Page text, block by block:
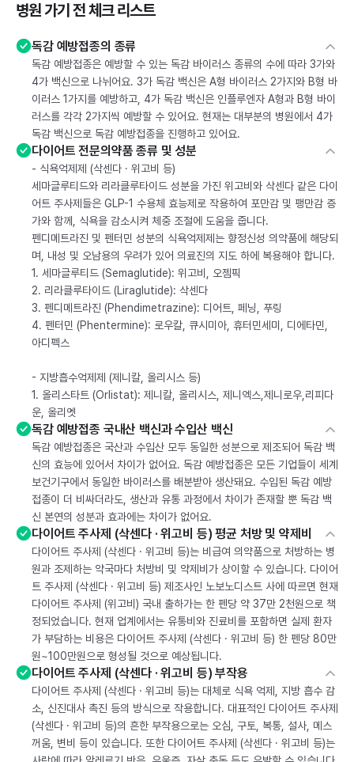
병원 가기 전 체크 리스트
독감 예방접종의 종류
독감 예방접종은 예방할 수 있는 독감 바이러스 종류의 수에 따라 3가와
4가 백신으로 나뉘어요. 3가 독감 백신은 A형 바이러스 2가지와 B형 바
이러스 1가지를 예방하고, 4가 독감 백신은 인플루엔자 A형과 B형 바이
러스를 각각 2가지씩 예방할 수 있어요. 현재는 대부분의 병원에서 4가
독감 백신으로 독감 예방접종을 진행하고 있어요.
다이어트 전문의약품 종류 및 성분
- 식욕억제제 (삭센다 · 위고비 등)
세마글루티드와 리라클루타이드 성분을 가진 위고비와 삭센다 같은 다이
어트 주사제들은 GLP-1 수용체 효능제로 작용하여 포만감 및 팽만감 증
가와 함께, 식욕을 감소시켜 체중 조절에 도움을 줍니다.
펜디메트라진 및 펜터민 성분의 식욕억제제는 향정신성 의약품에 해당되
며, 내성 및 오남용의 우려가 있어 의료진의 지도 하에 복용해야 합니다.
1. 세마글루티드 (Semaglutide): 위고비, 오젬픽
2. 리라클루타이드 (Liraglutide): 삭센다
3. 펜디메트라진 (Phendimetrazine): 디어트, 페닝, 푸링
4. 펜터민 (Phentermine): 로우칼, 큐시미아, 휴터민세미, 디에타민,
아디펙스
- 지방흡수억제제 (제니칼, 올리시스 등)
1. 올리스타트 (Orlistat): 제니칼, 올리시스, 제니엑스,제니로우,리피다
운, 올리엣
독감 예방접종 국내산 백신과 수입산 백신
독감 예방접종은 국산과 수입산 모두 동일한 성분으로 제조되어 독감 백
신의 효능에 있어서 차이가 없어요. 독감 예방접종은 모든 기업들이 세계
보건기구에서 동일한 바이러스를 배분받아 생산돼요. 수입된 독감 예방
접종이 더 비싸더라도, 생산과 유통 과정에서 차이가 존재할 뿐 독감 백
신 본연의 성분과 효과에는 차이가 없어요.
다이어트 주사제 (삭센다 · 위고비 등) 평균 처방 및 약제비
다이어트 주사제 (삭센다 · 위고비 등)는 비급여 의약품으로 처방하는 병
원과 조제하는 약국마다 처방비 및 약제비가 상이할 수 있습니다. 다이어
트 주사제 (삭센다 · 위고비 등) 제조사인 노보노디스트 사에 따르면 현재
다이어트 주사제 (위고비) 국내 출하가는 한 펜당 약 37만 2천원으로 책
정되었습니다. 현재 업계에서는 유통비와 진료비를 포함하면 실제 환자
가 부담하는 비용은 다이어트 주사제 (삭센다 · 위고비 등) 한 펜당 80만
원~100만원으로 형성될 것으로 예상됩니다.
다이어트 주사제 (삭센다 · 위고비 등) 부작용
다이어트 주사제 (삭센다 · 위고비 등)는 대체로 식욕 억제, 지방 흡수 감
소, 신진대사 촉진 등의 방식으로 작용합니다. 대표적인 다이어트 주사제
(삭센다 · 위고비 등)의 흔한 부작용으로는 오심, 구토, 복통, 설사, 메스
꺼움, 변비 등이 있습니다. 또한 다이어트 주사제 (삭센다 · 위고비 등)는